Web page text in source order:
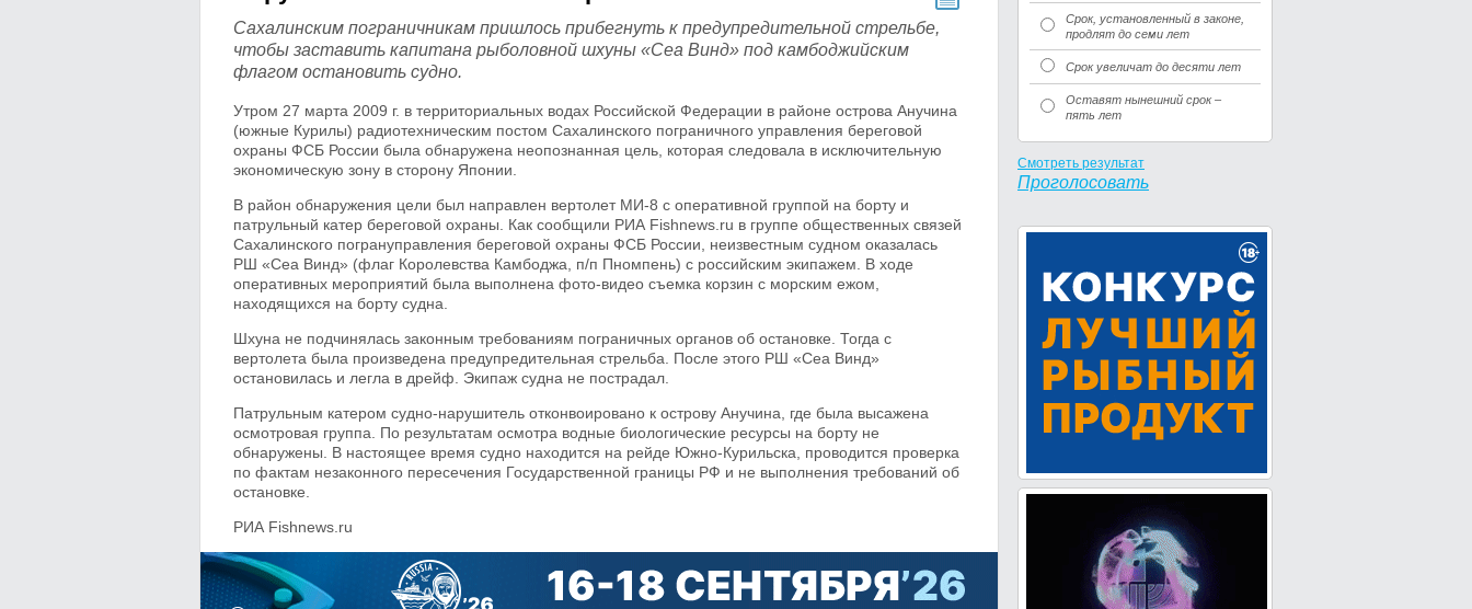
Сахалинским пограничникам пришлось прибегнуть к предупредительной стрельбе,
чтобы заставить капитана рыболовной шхуны «Сеа Винд» под камбоджийским
флагом остановить судно.
Утром 27 марта 2009 г. в территориальных водах Российской Федерации в районе острова Анучина
(южные Курилы) радиотехническим постом Сахалинского пограничного управления береговой
охраны ФСБ России была обнаружена неопознанная цель, которая следовала в исключительную
экономическую зону в сторону Японии.
В район обнаружения цели был направлен вертолет МИ-8 с оперативной группой на борту и
патрульный катер береговой охраны. Как сообщили РИА Fishnews.ru в группе общественных связей
Сахалинского погрануправления береговой охраны ФСБ России, неизвестным судном оказалась
РШ «Сеа Винд» (флаг Королевства Камбоджа, п/п Пномпень) с российским экипажем. В ходе
оперативных мероприятий была выполнена фото-видео съемка корзин с морским ежом,
находящихся на борту судна.
Шхуна не подчинялась законным требованиям пограничных органов об остановке. Тогда с
вертолета была произведена предупредительная стрельба. После этого РШ «Сеа Винд»
остановилась и легла в дрейф. Экипаж судна не пострадал.
Патрульным катером судно-нарушитель отконвоировано к острову Анучина, где была высажена
осмотровая группа. По результатам осмотра водные биологические ресурсы на борту не
обнаружены. В настоящее время судно находится на рейде Южно-Курильска, проводится проверка
по фактам незаконного пересечения Государственной границы РФ и не выполнения требований об
остановке.
РИА Fishnews.ru
Срок, установленный в законе,
продлят до семи лет
Срок увеличат до десяти лет
Оставят нынешний срок –
пять лет
Смотреть результат
Проголосовать